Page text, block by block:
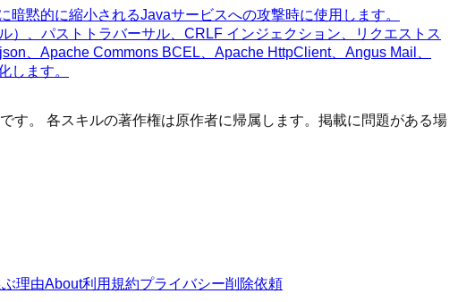
黙的に縮小されるJavaサービスへの攻撃時に使用します。
、パストトラバーサル、CRLF インジェクション、リクエストス
、Apache Commons BCEL、Apache HttpClient、Angus Mail、
します。
す。 各スキルの著作権は原作者に帰属します。掲載に問題がある場
理由About利用規約プライバシー削除依頼